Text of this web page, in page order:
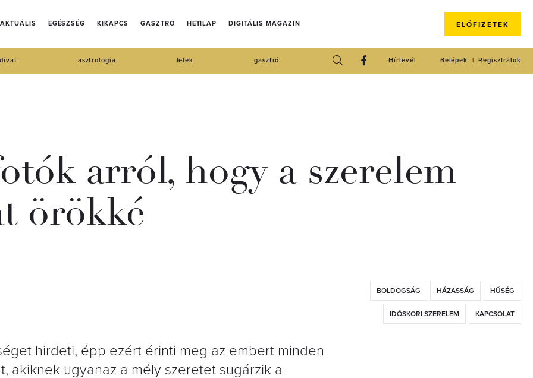
AKTUÁLIS EGÉSZSÉG KIKAPCS GASZTRÓ HETILAP DIGITÁLIS MAGAZIN ELŐFIZETEK
divat asztrológia lélek gasztró Regisztrálok
Belépek
Hírlevél
arról, hogy a szerelem
örökké
BOLDOGSÁG HÁZASSÁG HŰSÉG
IDŐSKORI SZERELEM KAPCSOLAT
hirdeti, épp ezért érinti meg az embert minden
akiknek ugyanaz a mély szeretet sugárzik a